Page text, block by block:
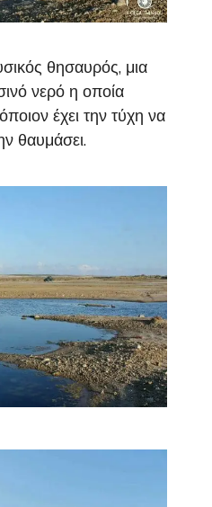
θησαυρός, μια
νερό η οποία
έχει την τύχη να
θαυμάσει.